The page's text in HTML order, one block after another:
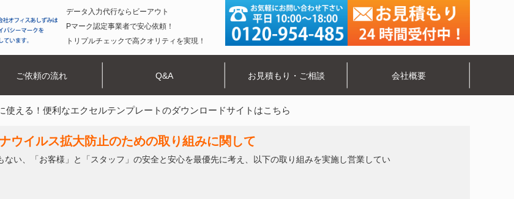
データ入力代行ならビーアウト
Pマーク認定事業者で安心依頼！
トリプルチェックで高クオリティを実現！
ご依頼の流れ Q&A お見積もり・ご相談 会社概要
使える！便利なエクセルテンプレートのダウンロードサイトはこちら
ウイルス拡大防止のための取り組みに関して
い、「お客様」と「スタッフ」の安全と安心を最優先に考え、以下の取り組みを実施し営業してい